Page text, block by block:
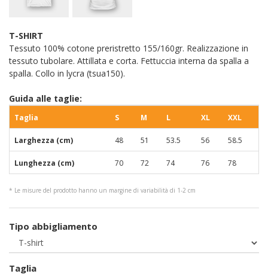
T-SHIRT
Tessuto 100% cotone preristretto 155/160gr. Realizzazione in
tessuto tubolare. Attillata e corta. Fettuccia interna da spalla a
spalla. Collo in lycra (tsua150).
Guida alle taglie:
Taglia S M L XL XXL
Larghezza (cm) 48 51 53.5 56 58.5
Lunghezza (cm) 70 72 74 76 78
* Le misure del prodotto hanno un margine di variabilità di 1-2 cm
Tipo abbigliamento
Taglia